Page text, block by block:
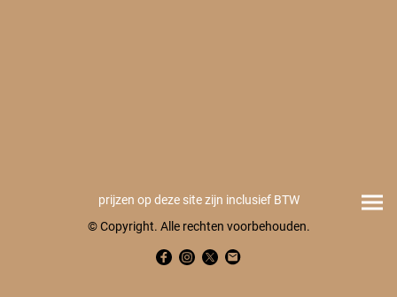
prijzen op deze site zijn inclusief BTW
© Copyright. Alle rechten voorbehouden.